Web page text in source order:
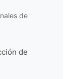
de
de